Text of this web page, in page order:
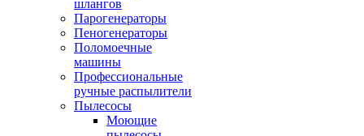
шлангов
Парогенераторы
Пеногенераторы
Поломоечные
машины
Профессиональные
ручные распылители
Пылесосы
Моющие